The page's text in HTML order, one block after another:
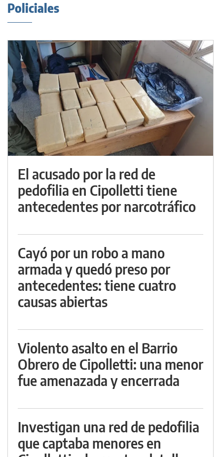
Policiales
El acusado por la red de
pedofilia en Cipolletti tiene
antecedentes por narcotráfico
Cayó por un robo a mano
armada y quedó preso por
antecedentes: tiene cuatro
causas abiertas
Violento asalto en el Barrio
Obrero de Cipolletti: una menor
fue amenazada y encerrada
Investigan una red de pedofilia
que captaba menores en